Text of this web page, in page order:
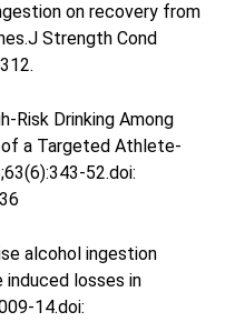
on recovery from
Strength Cond
Risk Drinking Among
a Targeted Athlete-
52.doi:
alcohol ingestion
losses in
14.doi: